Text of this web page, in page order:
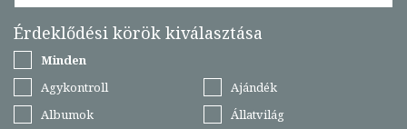
Érdeklődési körök kiválasztása
Minden
Agykontroll
Ajándék
Albumok
Állatvilág